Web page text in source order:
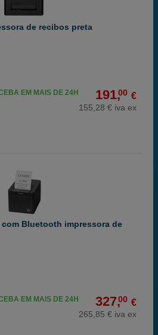
de recibos preta
191,00 €
155,28 € iva ex
EM MAIS DE 24H
com Bluetooth impressora de
327,00 €
265,85 € iva ex
EM MAIS DE 24H